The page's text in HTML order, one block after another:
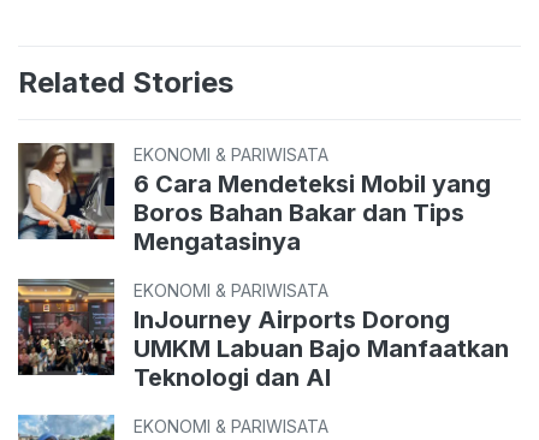
Related Stories
EKONOMI & PARIWISATA
6 Cara Mendeteksi Mobil yang
Boros Bahan Bakar dan Tips
Mengatasinya
EKONOMI & PARIWISATA
InJourney Airports Dorong
UMKM Labuan Bajo Manfaatkan
Teknologi dan AI
EKONOMI & PARIWISATA